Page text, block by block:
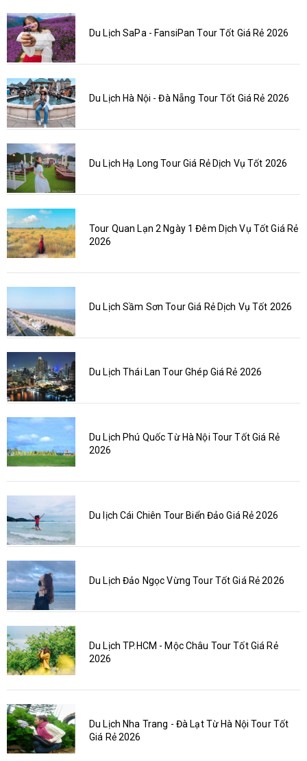
Du Lịch SaPa - FansiPan Tour Tốt Giá Rẻ 2026
Du Lịch Hà Nội - Đà Nẵng Tour Tốt Giá Rẻ 2026
Du Lịch Hạ Long Tour Giá Rẻ Dịch Vụ Tốt 2026
Tour Quan Lạn 2 Ngày 1 Đêm Dịch Vụ Tốt Giá Rẻ
2026
Du Lịch Sầm Sơn Tour Giá Rẻ Dịch Vụ Tốt 2026
Du Lịch Thái Lan Tour Ghép Giá Rẻ 2026
Du Lịch Phú Quốc Từ Hà Nội Tour Tốt Giá Rẻ
2026
Du lịch Cái Chiên Tour Biển Đảo Giá Rẻ 2026
Du Lịch Đảo Ngọc Vừng Tour Tốt Giá Rẻ 2026
Du Lịch TP.HCM - Mộc Châu Tour Tốt Giá Rẻ
2026
Du Lịch Nha Trang - Đà Lạt Từ Hà Nội Tour Tốt
Giá Rẻ 2026